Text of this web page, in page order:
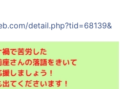
detail.php?tid=68139&